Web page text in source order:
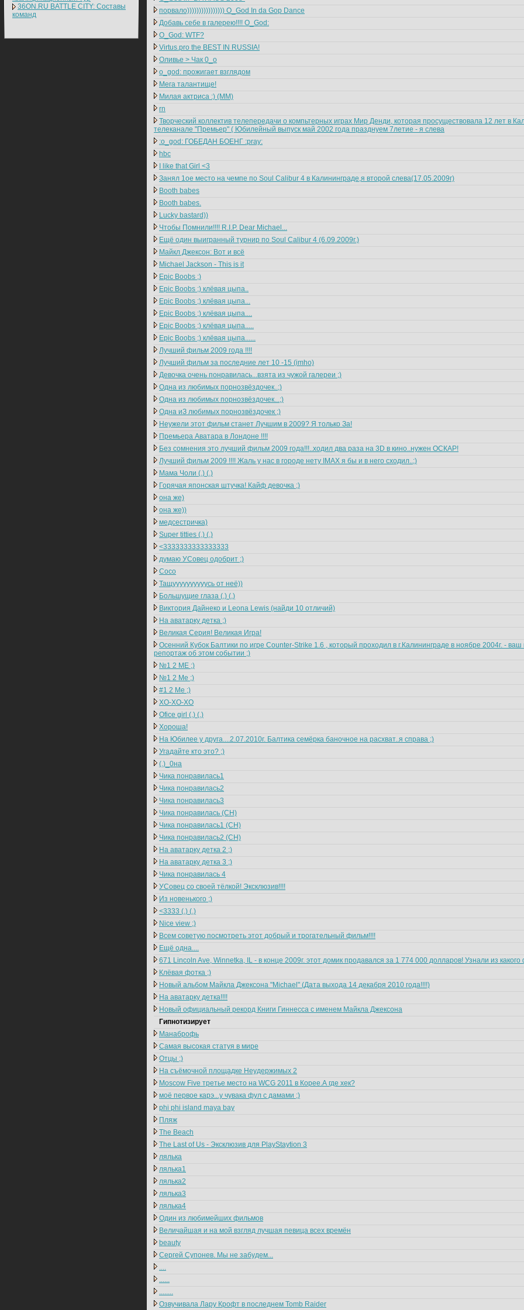
36ON.RU BATTLE CITY: Составы
команд
порвало)))))))))))))))) O_God In da Gop Dance
Добавь себе в галерею!!!! O_God:
O_God: WTF?
Virtus.pro the BEST IN RUSSIA!
Оливье > Чак 0_o
o_god: прожигает взглядом
Мега талантище!
Милая актриса :) (ММ)
rn
Творческий коллектив телепередачи о компьтерных играх Мир Денди, которая просуществовала 12 лет в
телеканале "Премьер" ( Юбилейный выпуск май 2002 года празднуем 7летие - я слева
:o_god: ГОБЕДАН БОЕНГ :pray:
hbc
I like that Girl <3
Занял 1ое место на чемпе по Soul Calibur 4 в Калининграде,я второй слева(17.05.2009г)
Booth babes
Booth babes.
Lucky bastard))
Чтобы Помнили!!!! R.I.P. Dear Michael...
Ещё один выигранный турнир по Soul Calibur 4 (6.09.2009г.)
Майкл Джексон: Вот и всё
Michael Jackson - This is it
Epic Boobs ;)
Epic Boobs ;) клёвая цыпа..
Epic Boobs ;) клёвая цыпа...
Epic Boobs ;) клёвая цыпа....
Epic Boobs ;) клёвая цыпа.....
Epic Boobs ;) клёвая цыпа......
Лучший фильм 2009 года !!!!
Лучший фильм за последние лет 10 -15 (imho)
Девочка очень понравилась...взята из чужой галереи ;)
Одна из любимых порнозвёздочек..;)
Одна из любимых порнозвёздочек...;)
Одна иЗ любимых порнозвёздочек ;)
Неужели этот фильм станет Лучшим в 2009? Я только За!
Премьера Аватара в Лондоне !!!!
Без сомнения это лучший фильм 2009 года!!!..ходил два раза на 3D в кино..нужен ОСКАР!
Лучший фильм 2009 !!!! Жаль у нас в городе нету IMAX я бы и в него сходил..;)
Мама Чоли (.) (.)
Горячая японская штучка! Кайф девочка ;)
она же)
она же))
медсестричка)
Super titties (.) (.)
<3333333333333333
думаю УСовец одобрит ;)
Coco
Тащуууууууууусь от неё))
Большущие глаза (,) (,)
Виктория Дайнеко и Leona Lewis (найди 10 отличий)
На аватарку детка ;)
Великая Серия! Великая Игра!
Осенний Кубок Балтики по игре Counter-Strike 1.6 , который проходил в г.Калининграде в ноябре 2004г. -
репортаж об этом событии ;)
№1 2 ME ;)
№1 2 Me ;)
#1 2 Me ;)
ХО-ХО-ХО
Ofice girl (.) (.)
Хороша!
На Юбилее у друга....2.07.2010г. Балтика семёрка баночное на расхват..я справа ;)
Угадайте кто это? ;)
(.)_0на
Чика понравилась1
Чика понравилась2
Чика понравилась3
Чика понравилась (CH)
Чика понравилась1 (CH)
Чика понравилась2 (CH)
На аватарку детка 2 ;)
На аватарку детка 3 ;)
Чика понравилась 4
УСовец со своей тёлкой! Эксклюзив!!!!
Из новенького ;)
<3333 (.) (.)
Nice view ;)
Всем советую посмотреть этот добрый и трогательный фильм!!!!
Ещё одна....
671 Lincoln Ave, Winnetka, IL - в конце 2009г. этот домик продавался за 1 774 000 долларов! Узнали из
Клёвая фотка ;)
Новый альбом Майкла Джексона "Michael" (Дата выхода 14 декабря 2010 года!!!!)
На аватарку детка!!!!
Новый официальный рекорд Книги Гиннесса с именем Майкла Джексона
Гипнотизирует
Манаброфь
Самая высокая статуя в мире
Отцы ;)
На съёмочной площадке Неудержимых 2
Moscow Five третье место на WCG 2011 в Корее.А где хек?
моё первое карэ...у чувака фул с дамами ;)
phi phi island maya bay
Пляж
The Beach
The Last of Us - Эксклюзив для PlayStaytion 3
лялька
лялька1
лялька2
лялька3
лялька4
Один из любимейших фильмов
Величайшая и на мой взгляд лучшая певица всех времён
beauty
Сергей Супонев. Мы не забудем...
....
......
........
Озвучивала Лару Крофт в последнем Tomb Raider